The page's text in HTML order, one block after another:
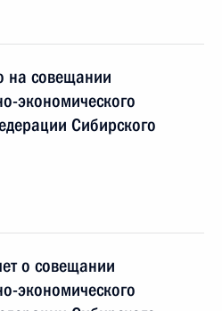
на совещании
экономического
Сибирского
о совещании
экономического